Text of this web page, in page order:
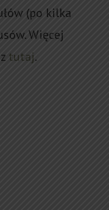
(po kilka
Więcej
tutaj.